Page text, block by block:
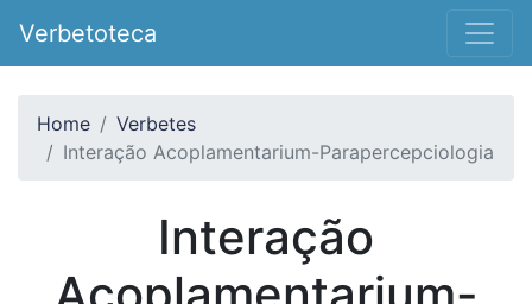
Verbetoteca
Home
Verbetes
Interação Acoplamentarium-Parapercepciologia
Interação